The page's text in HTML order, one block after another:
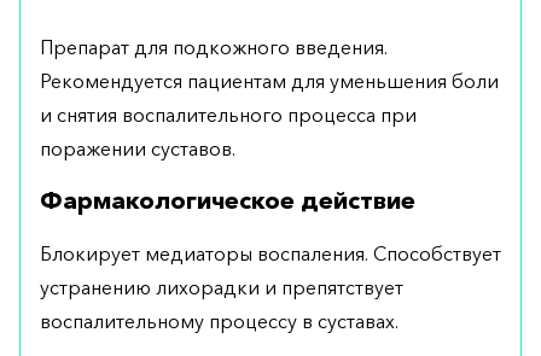
Препарат для подкожного введения.
Рекомендуется пациентам для уменьшения боли
и снятия воспалительного процесса при
поражении суставов.
Фармакологическое действие
Блокирует медиаторы воспаления. Способствует
устранению лихорадки и препятствует
воспалительному процессу в суставах.